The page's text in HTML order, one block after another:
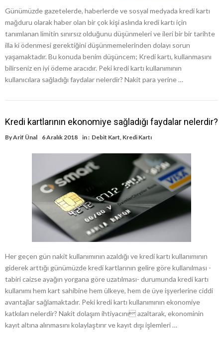
Günümüzde gazetelerde, haberlerde ve sosyal medyada kredi kartı
mağduru olarak haber olan bir çok kişi aslında kredi kartı için
tanımlanan limitin sınırsız olduğunu düşünmeleri ve ileri bir bir tarihte
illa ki ödenmesi gerektiğini düşünmemelerinden dolayı sorun
yaşamaktadır. Bu konuda benim düşüncem; Kredi kartı, kullanmasını
bilirseniz en iyi ödeme aracıdır. Peki kredi kartı kullanımının
kullanıcılara sağladığı faydalar nelerdir? Nakit para yerine …
Kredi kartlarının ekonomiye sağladığı faydalar nelerdir?
ByArif Ünal 6 Aralık 2018 in : Debit Kart Kredi Kartı
Her geçen gün nakit kullanımının azaldığı ve kredi kartı kullanımının
giderek arttığı günümüzde kredi kartlarının gelire göre kullanılması -
tabiri caizse ayağın yorgana göre uzatılması- durumunda kredi kartı
kullanımı hem kart sahibine hem ülkeye, hem de üye işyerlerine ciddi
avantajlar sağlamaktadır. Peki kredi kartı kullanımının ekonomiye
katkıları nelerdir? Nakit dolaşım ihtiyacını azaltarak, ekonominin
kayıt altına alınmasını kolaylaştırır ve kayıt dışı işlemleri …